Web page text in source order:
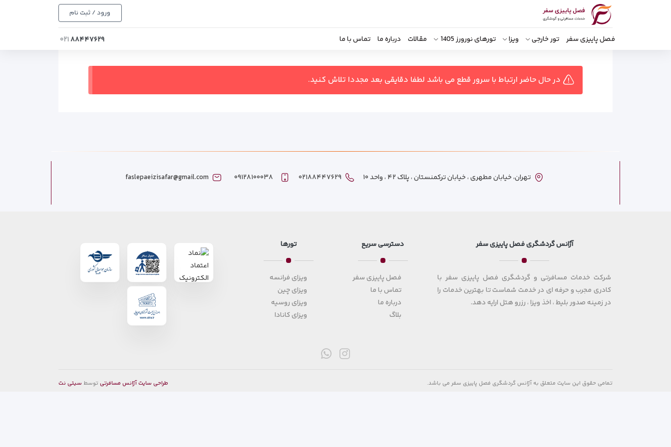
ورود / ثبت نام
فصل پاییزی سفر تور خارجی ویزا تورهای نورورز 1405 مقالات درباره ما تماس با ما ۸۸۴۴۷۶۲۹۰۲۱
در حال حاضر ارتباط با سرور قطع می باشد لطفا دقایقی بعد مجددا تلاش کنید.
تهران، خیابان مطهری ، خیابان ترکمنستان ، پلاک ۴۲ ، واحد ۱۰ ۰۲۱۸۸۴۴۷۶۲۹ ۰۹۱۲۸۱۰۰۰۳۸ faslepaeizisafar@gmail.com
آژانس گردشگری فصل پاییزی سفر
شرکت خدمات مسافرتی و گردشگری فصل پاییزی سفر با
کادری مجرب و حرفه ای در خدمت شماست تا بهترین خدمات را
در زمینه صدور بلیط ، اخذ ویزا ، رزرو هتل ارایه دهد.
دسترسی سریع
فصل پاییزی سفر
تماس با ما
درباره ما
بلاگ
تورها
ویزای فرانسه
ویزای چین
ویزای روسیه
ویزای کانادا
تمامی حقوق این سایت متعلق به آژانس گردشگری فصل پاییزی سفر می باشد. طراحی سایت آژانس مسافرتیتوسط سیتی نت